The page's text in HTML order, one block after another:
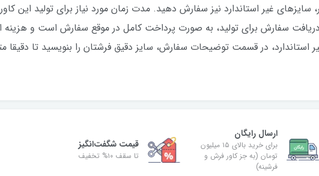
دریافت سفارش برای تولید، به صورت پرداخت کامل در موقع سفارش است و
در قسمت توضیحات سفارش، سایز دقیق فرشتان را بنویسید تا دقیقا
ارسال رایگان
برای خرید بالای ۱۵ میلیون
تومان (به جز کاور فرش و
فرشینه)
قیمت شگفت‌انگیز
تا سقف ۱۰% تخفیف